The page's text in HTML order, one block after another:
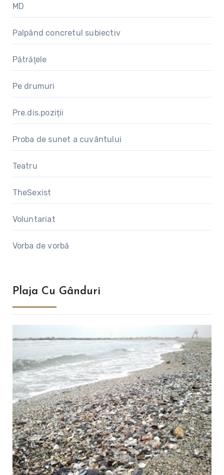
MD
Palpând concretul subiectiv
Pătrăţele
Pe drumuri
Pre.dis.poziții
Proba de sunet a cuvântului
Teatru
TheSexist
Voluntariat
Vorba de vorbă
Plaja Cu Gânduri